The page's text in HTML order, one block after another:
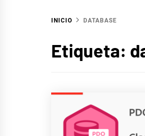
INICIO DATABASE
Etiqueta: